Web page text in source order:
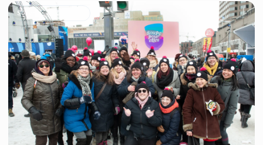
Services aux femmes